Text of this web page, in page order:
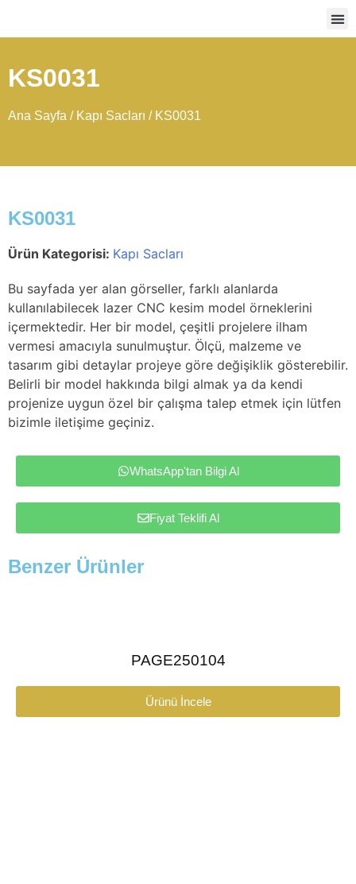
KS0031
Ana Sayfa / Kapı Sacları / KS0031
KS0031
Ürün Kategorisi: Kapı Sacları
Bu sayfada yer alan görseller, farklı alanlarda
kullanılabilecek lazer CNC kesim model örneklerini
içermektedir. Her bir model, çeşitli projelere ilham
vermesi amacıyla sunulmuştur. Ölçü, malzeme ve
tasarım gibi detaylar projeye göre değişiklik gösterebilir.
Belirli bir model hakkında bilgi almak ya da kendi
projenize uygun özel bir çalışma talep etmek için lütfen
bizimle iletişime geçiniz.
WhatsApp'tan Bilgi Al
Fiyat Teklifi Al
Benzer Ürünler
PAGE250104
Ürünü İncele